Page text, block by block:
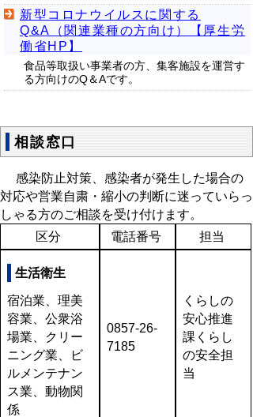
新型コロナウイルスに関する
Q&A（関連業種の方向け）【厚生労
働省HP】
食品等取扱い事業者の方、集客施設を運営す
る方向けのQ＆Aです。
相談窓口
感染防止対策、感染者が発生した場合の
対応や営業自粛・縮小の判断に迷っていらっ
しゃる方のご相談を受け付けます。
区分
電話番号 担当
生活衛生
宿泊業、理美
容業、公衆浴
場業、クリー
ニング業、ビ
ルメンテナン
ス業、動物関
係
0857-26-
7185
くらしの
安心推進
課くらし
の安全担
当